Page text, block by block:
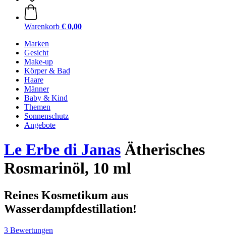
Warenkorb € 0,00
Marken
Gesicht
Make-up
Körper & Bad
Haare
Männer
Baby & Kind
Themen
Sonnenschutz
Angebote
Le Erbe di Janas Ätherisches
Rosmarinöl, 10 ml
Reines Kosmetikum aus
Wasserdampfdestillation!
3 Bewertungen